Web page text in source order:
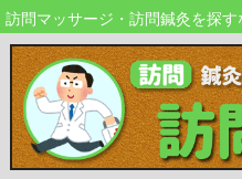
訪問マッサージ・訪問鍼灸を探